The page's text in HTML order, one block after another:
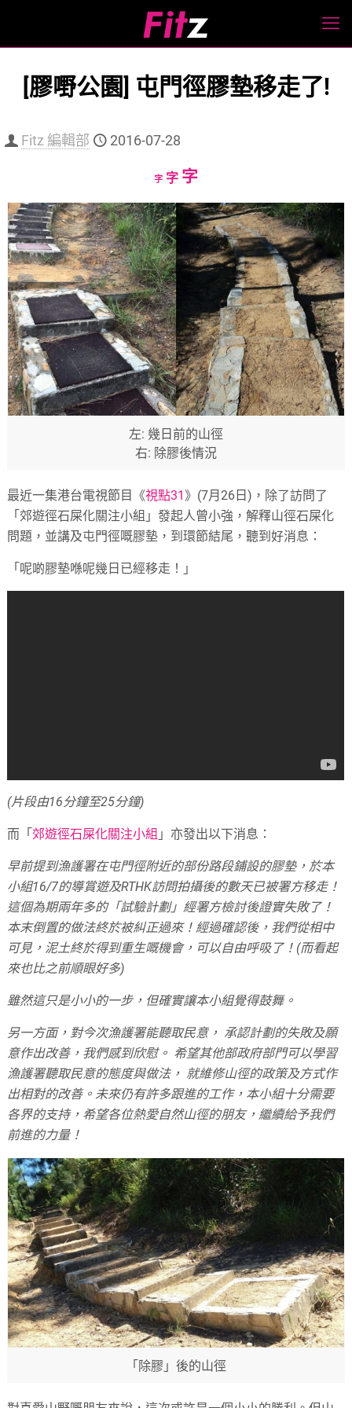
[膠嘢公園] 屯門徑膠墊移走了!
Fitz 編輯部 2016-07-28
字Decrease
size.
字Reset
size.
字Increase
size.
左: 幾日前的山徑
右: 除膠後情況
最近一集港台電視節目《視點31》(7月26日)，除了訪問了
「郊遊徑石屎化關注小組」發起人曾小強，解釋山徑石屎化
問題，並講及屯門徑嘅膠墊，到環節結尾，聽到好消息：
「呢啲膠墊喺呢幾日已經移走！」
(片段由16分鐘至25分鐘)
而「 郊遊徑石屎化關注小組 」亦發出以下消息：
早前提到漁護署在屯門徑附近的部份路段鋪設的膠墊，於本
小組16/7的導賞遊及RTHK訪問拍攝後的數天已被署方移走！
這個為期兩年多的「試驗計劃」經署方檢討後證實失敗了！
本末倒置的做法終於被糾正過來！經過確認後，我們從相中
可見，泥土終於得到重生嘅機會，可以自由呼吸了！(而看起
來也比之前順眼好多)
雖然這只是小小的一步，但確實讓本小組覺得鼓舞。
另一方面，對今次漁護署能聽取民意， 承認計劃的失敗及願
意作出改善，我們感到欣慰。 希望其他部政府部門可以學習
漁護署聽取民意的態度與做法， 就維修山徑的政策及方式作
出相對的改善。未來仍有許多跟進的工作，本小組十分需要
各界的支持，希望各位熱愛自然山徑的朋友，繼續給予我們
前進的力量！
「除膠」後的山徑